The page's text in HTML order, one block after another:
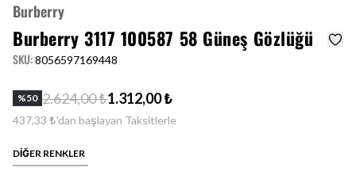
Burberry
Burberry 3117 100587 58 Güneş Gözlüğü
SKU:8056597169448
%50 2.624,00 ₺1.312,00 ₺
437,33 ₺'dan başlayan Taksitlerle
DİĞER RENKLER